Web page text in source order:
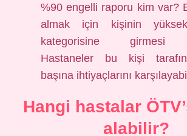
%90 engelli raporu kim var?
almak için kişinin
kategorisine girmesi
Hastaneler bu kişi
başına ihtiyaçlarını
Hangi hastalar
alabilir?